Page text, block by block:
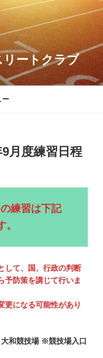
ートクラブ
ー
月度練習日程
練習は下記
して、国、行政の判断
予防策を講じて行いま
更になる可能性があり
和競技場 ※競技場入口